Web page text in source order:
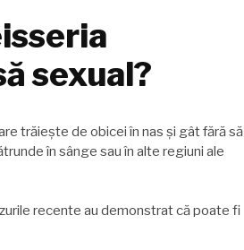
sexual?
trăiește de obicei în nas și gât fără să
în sânge sau în alte regiuni ale
recente au demonstrat că poate fi